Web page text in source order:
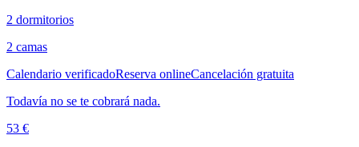
2 dormitorios
2 camas
Calendario verificadoReserva onlineCancelación gratuita
Todavía no se te cobrará nada.
53 €